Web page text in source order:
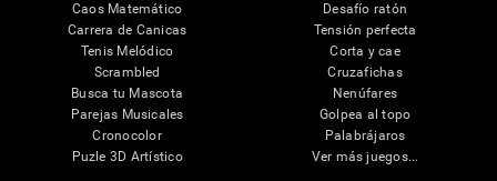
Caos Matemático
Carrera de Canicas
Tenis Melódico
Scrambled
Busca tu Mascota
Parejas Musicales
Cronocolor
Puzle 3D Artístico
Desafío ratón
Tensión perfecta
Corta y cae
Cruzafichas
Nenúfares
Golpea al topo
Palabrájaros
Ver más juegos...